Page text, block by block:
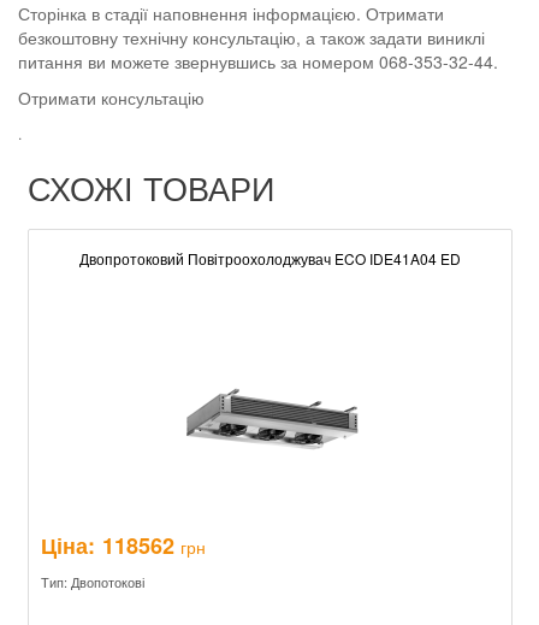
Сторінка в стадії наповнення інформацією. Отримати
безкоштовну технічну консультацію, а також задати виниклі
питання ви можете звернувшись за номером 068-353-32-44.
Отримати консультацію
.
СХОЖІ ТОВАРИ
Двопротоковий Повітроохолоджувач ECO IDE41A04 ED
Ціна: 118562 грн
Тип: Двопотокові